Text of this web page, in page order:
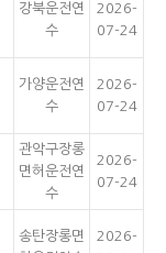
강북운전연
수
2026-
07-24
가양운전연
수
2026-
07-24
관악구장롱
면허운전연
수
2026-
07-24
송탄장롱면
2026-